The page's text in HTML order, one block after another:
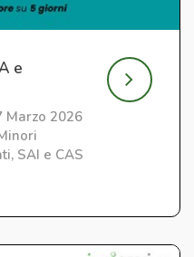
e
Marzo 2026
SAI e CAS